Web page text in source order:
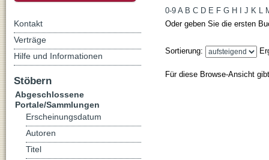
0-9 A B C D E F G H J K L
Oder geben Sie die ersten
Sortierung:
Für diese Browse-Ansicht
Kontakt
Verträge
Hilfe und Informationen
Stöbern
Abgeschlossene
Portale/Sammlungen
Erscheinungsdatum
Autoren
Titel